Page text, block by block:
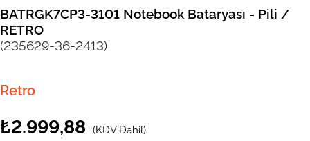
BATRGK7CP3-3101 Notebook Bataryası - Pili /
RETRO
(235629-36-2413)
Retro
₺2.999,88 (KDV Dahil)